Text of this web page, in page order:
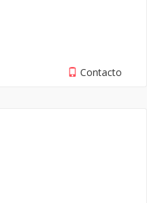
Contacto